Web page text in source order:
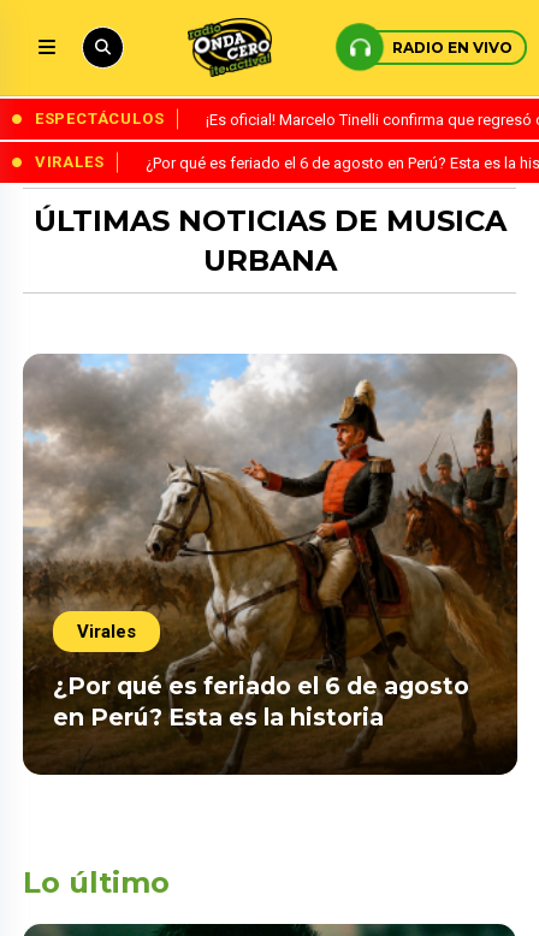
RADIO EN VIVO
ESPECTÁCULOS ¡Es oficial! Marcelo Tinelli confirma que
VIRALES ¿Por qué es feriado el 6 de agosto en Perú? Esta es la
ÚLTIMAS NOTICIAS DE MUSICA
URBANA
Virales
¿Por qué es feriado el 6 de agosto
en Perú? Esta es la historia
Lo último